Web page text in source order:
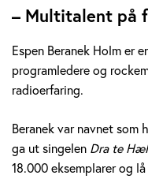
p
e
n
B
e
– Multitalent på
Espen Beranek Holm er
programledere og
radioerfaring.
Beranek var navnet som
ga ut singelen Dra te
18.000 eksemplarer og